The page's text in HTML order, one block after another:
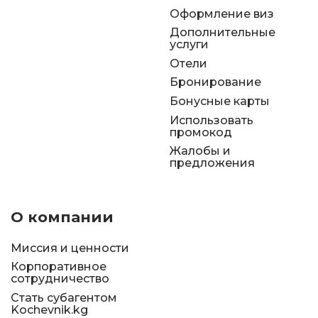
Оформление виз
Дополнительные
услуги
Отели
Бронирование
Бонусные карты
Использовать
промокод
Жалобы и
предложения
О компании
Миссия и ценности
Корпоративное
сотрудничество
Стать субагентом
Kochevnik.kg